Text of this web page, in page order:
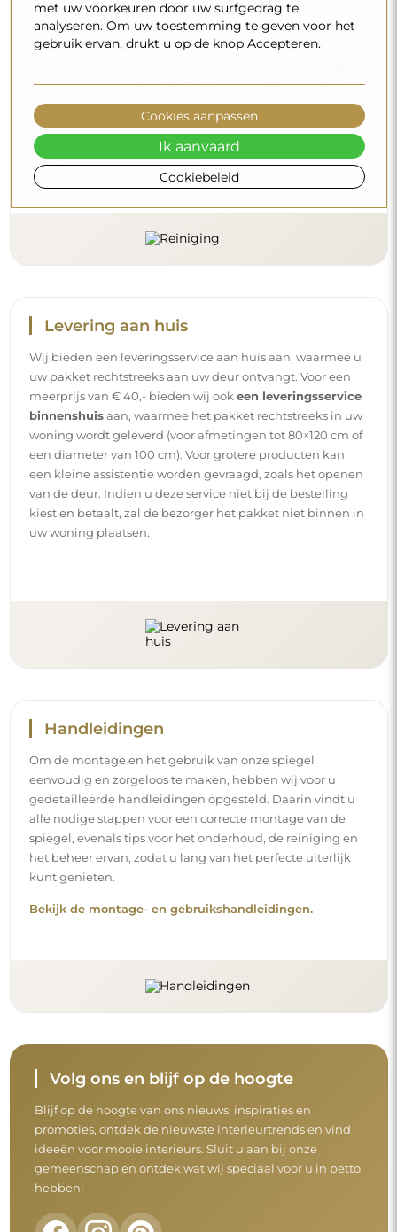
Om een optimale glans te behouden, volstaat een
microvezeldoek en warm water. Als u kiest voor specifieke
producten, zorg er dan voor dat ze een neutrale pH
die azijn, ammoniak of sterke zuren bevatten – zo bewaart
u een mooie weerspiegeling gedurende vele jaren.
Wilt u meer weten?
Lees meer tips op onze blog.
Levering aan huis
Wij bieden een leveringsservice aan huis aan, waarmee u
uw pakket rechtstreeks aan uw deur ontvangt. Voor een
meerprijs van € 40,- bieden wij ookeen leveringsservice
binnenshuisaan, waarmee het pakket rechtstreeks in uw
woning wordt geleverd (voor afmetingen tot 80×120 cm of
een diameter van 100 cm). Voor grotere producten kan
een kleine assistentie worden gevraagd, zoals het openen
van de deur. Indien u deze service niet bij de bestelling
kiest en betaalt, zal de bezorger het pakket niet binnen in
uw woning plaatsen.
Handleidingen
Om de montage en het gebruik van onze spiegel
eenvoudig en zorgeloos te maken, hebben wij voor u
gedetailleerde handleidingen opgesteld. Daarin vindt u
alle nodige stappen voor een correcte montage van de
spiegel, evenals tips voor het onderhoud, de reiniging en
het beheer ervan, zodat u lang van het perfecte uiterlijk
kunt genieten.
Bekijk de montage- en gebruikshandleidingen.
Volg ons en blijf op de hoogte
Blijf op de hoogte van ons nieuws, inspiraties en
promoties, ontdek de nieuwste interieurtrends en vind
ideeën voor mooie interieurs. Sluit u aan bij onze
gemeenschap en ontdek wat wij speciaal voor u in petto
hebben!
met uw voorkeuren door uw surfgedrag te
analyseren. Om uw toestemming te geven voor het
gebruik ervan, drukt u op de knop Accepteren.
Cookiebeleid
Cookies aanpassen
Ik aanvaard